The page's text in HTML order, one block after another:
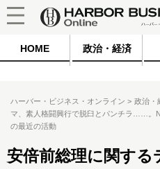
HOME 政治・経済
ハーバー・ビジネス・オンライン 政治・
マ、素人格闘興行で脱臼とパンチラ……。
の最近の活動
安倍前総理に関する